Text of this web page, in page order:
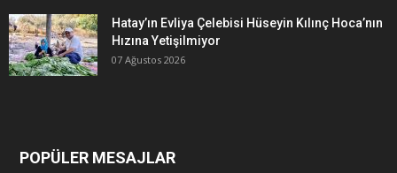
Hatay’ın Evliya Çelebisi Hüseyin Kılınç Hoca’nın
Hızına Yetişilmiyor
07 Ağustos 2026
POPÜLER MESAJLAR